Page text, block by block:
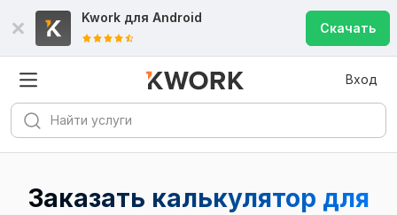
Kwork для Android
Скачать
Вход
Заказать калькулятор для